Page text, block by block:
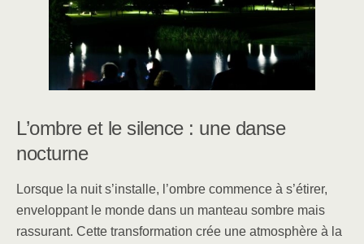
o
k
L’ombre et le silence : une danse
nocturne
Lorsque la nuit s’installe, l’ombre commence à s’étirer,
enveloppant le monde dans un manteau sombre mais
rassurant. Cette transformation crée une atmosphère à la